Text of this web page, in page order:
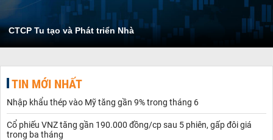
CTCP Tu tạo và Phát triển Nhà
TIN MỚI NHẤT
Nhập khẩu thép vào Mỹ tăng gần 9% trong tháng 6
Cổ phiếu VNZ tăng gần 190.000 đồng/cp sau 5 phiên, gấp đôi giá
trong ba tháng